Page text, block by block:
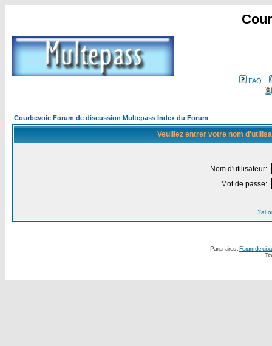
FAQ
Courbevoie Forum de discussion Multepass Index du Forum
Veuillez entrer votre nom
Nom d'utilisateur:
Mot de passe:
J'ai
Partenaires :Forum de